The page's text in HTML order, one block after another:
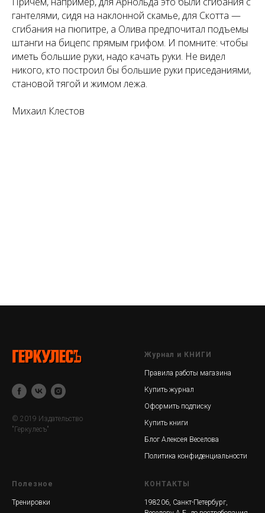
гантелями, сидя на наклонной скамье, для Скотта —
сгибания на пюпитре, а Олива предпочитал подъемы
штанги на бицепс прямым грифом. И помните: чтобы
иметь большие руки, надо качать руки. Не видел
никого, кто построил бы большие руки приседаниями,
становой тягой и жимом лежа.
Михаил Клестов
© 2019 Издательство
"Геркулесъ"
Журнал и КНИГИ
Правила работы магазина
Купить журнал
Оформить подписку
Купить книги
Блог Алексея Веселова
Политика конфиденциальности
Полезное
Тренировки
КОНТАКТЫ
198206, Санкт-Петербург,